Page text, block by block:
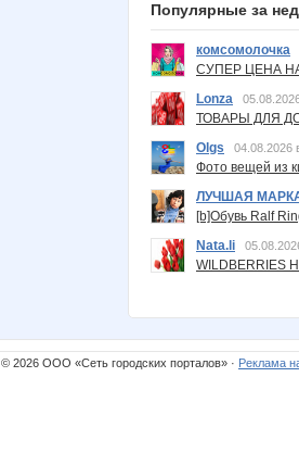
Популярные за
комсомолочка
СУПЕР ЦЕНА
Lonza
ТОВАРЫ ДЛЯ
Olgs
04.08.2026
Фото вещей из
ЛУЧШАЯ
[b]Обувь Ralf
Nata.li
© 2026 ООО «Сеть городских порталов» · Реклама